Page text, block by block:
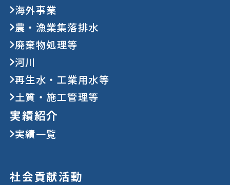
海外事業
農・漁業集落排水
廃棄物処理等
河川
再生水・工業用水等
土質・施工管理等
実績紹介
実績一覧
社会貢献活動